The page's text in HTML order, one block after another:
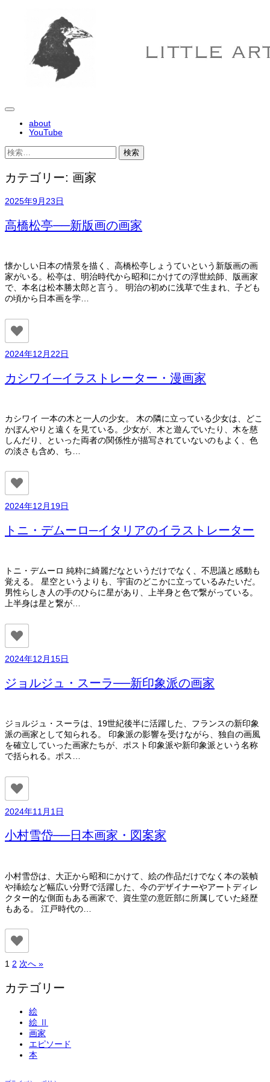
プ
メ
ー
about
YouTube
検
索:
カテゴリー: 画家
2025年9月23日
高橋松亭──新版画の画家
懐かしい日本の情景を描く、高橋松亭しょうていという新版画の画
家がいる。松亭は、明治時代から昭和にかけての浮世絵師、版画家
で、本名は松本勝太郎と言う。 明治の初めに浅草で生まれ、子ども
の頃から日本画を学…
2024年12月22日
カシワイ─イラストレーター・漫画家
カシワイ 一本の木と一人の少女。 木の隣に立っている少女は、どこ
かぼんやりと遠くを見ている。少女が、木と遊んでいたり、木を慈
しんだり、といった両者の関係性が描写されていないのもよく、色
の淡さも含め、ち…
2024年12月19日
トニ・デムーロ─イタリアのイラストレーター
トニ・デムーロ 純粋に綺麗だなというだけでなく、不思議と感動も
覚える。 星空というよりも、宇宙のどこかに立っているみたいだ。
男性らしき人の手のひらに星があり、上半身と色で繋がっている。
上半身は星と繋が…
2024年12月15日
ジョルジュ・スーラ──新印象派の画家
ジョルジュ・スーラは、19世紀後半に活躍した、フランスの新印象
派の画家として知られる。 印象派の影響を受けながら、独自の画風
を確立していった画家たちが、ポスト印象派や新印象派という名称
で括られる。ポス…
2024年11月1日
小村雪岱──日本画家・図案家
小村雪岱は、大正から昭和にかけて、絵の作品だけでなく本の装幀
や挿絵など幅広い分野で活躍した、今のデザイナーやアートディレ
クター的な側面もある画家で、資生堂の意匠部に所属していた経歴
もある。 江戸時代の…
投
稿
1 2 次へ »
カテゴリー
絵
絵 Ⅱ
画家
エピソード
本